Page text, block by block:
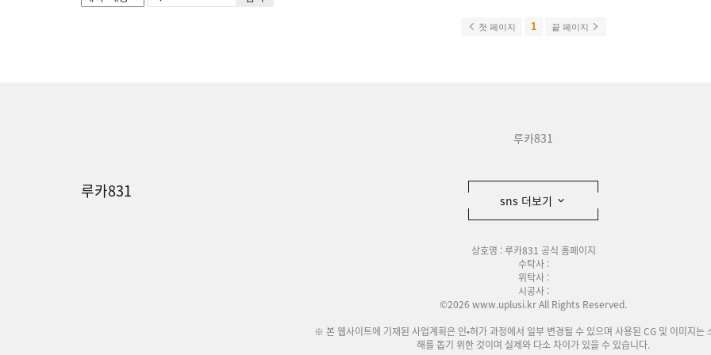
첫 페이지 1 끝 페이지
루카831
루카831 sns 더보기
상호명 : 루카831 공식 홈페이지
수탁사 :
위탁사 :
시공사 :
©2026 www.uplusi.kr All Rights Reserved.
※ 본 웹사이트에 기재된 사업계획은 인•허가 과정에서 일부 변경될 수 있으며 사용된 CG 및 이미지는
해를 돕기 위한 것이며 실제와 다소 차이가 있을 수 있습니다.